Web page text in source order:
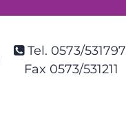
Tel. 0573/531797
Fax 0573/531211